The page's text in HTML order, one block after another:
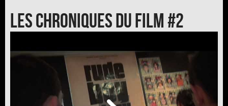
Les chroniques du film #2